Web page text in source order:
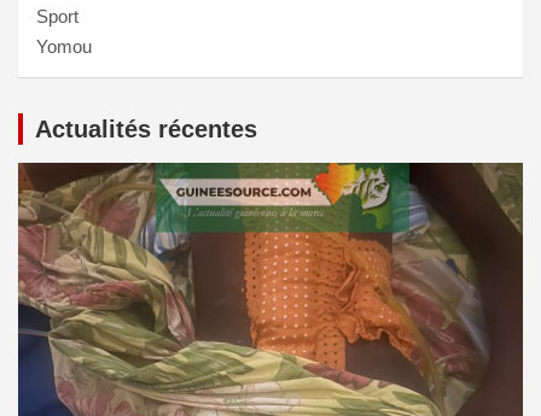
Sport
Yomou
Actualités récentes